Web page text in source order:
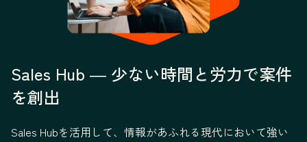
Sales Hub ― 少ない時間と労力で案件
を創出
Sales Hubを活用して、情報があふれる現代において強い